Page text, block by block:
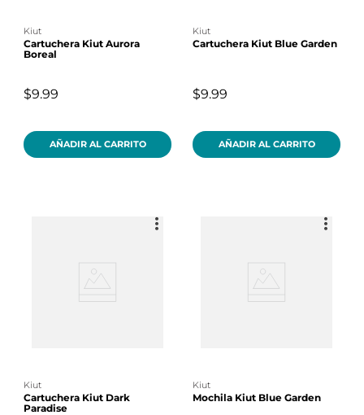
kiut
Cartuchera Kiut Aurora
Boreal
$9.99
AÑADIR AL CARRITO
kiut
Cartuchera Kiut Blue Garden
$9.99
AÑADIR AL CARRITO
kiut
Cartuchera Kiut Dark
Paradise
kiut
Mochila Kiut Blue Garden